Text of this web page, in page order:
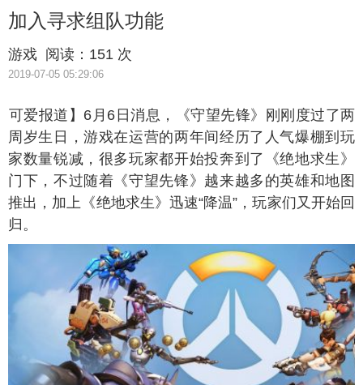
加入寻求组队功能
游戏 阅读： 151 次
2019-07-05 05:29:06
可爱报道】6月6日消息，《守望先锋》刚刚度过了两
周岁生日，游戏在运营的两年间经历了人气爆棚到玩
家数量锐减，很多玩家都开始投奔到了《绝地求生》
门下，不过随着《守望先锋》越来越多的英雄和地图
推出，加上《绝地求生》迅速“降温”，玩家们又开始回
归。